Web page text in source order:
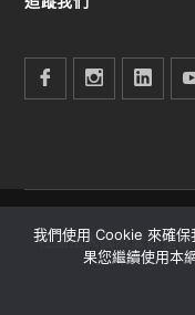
社團法人國際愛蔓鹽
我們使用 Cookie 來確保
果您繼續使用本